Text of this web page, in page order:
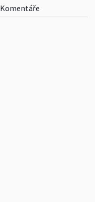
Komentáře